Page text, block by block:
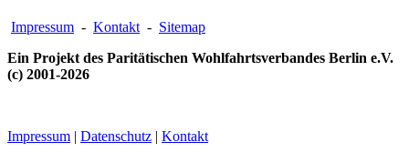
Impressum - Kontakt - Sitemap
Ein Projekt des Paritätischen Wohlfahrtsverbandes Berlin e.V.
(c) 2001-2026
Impressum | Datenschutz | Kontakt